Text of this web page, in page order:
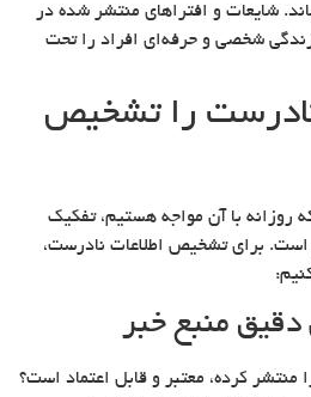
شایعات و افتراهای منتشر شده در
شخصی و حرفه‌ای افراد را تحت
نادرست را تشخیص
که روزانه با آن مواجه هستیم، تفکیک
برای تشخیص اطلاعات نادرست،
دقیق منبع خبر
منتشر کرده، معتبر و قابل اعتماد است؟